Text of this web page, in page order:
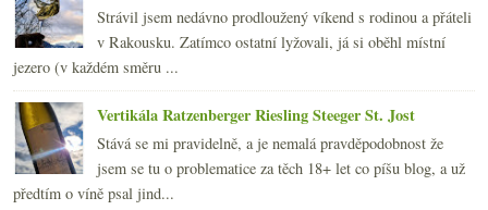
Strávil jsem nedávno prodloužený víkend s rodinou a přáteli
v Rakousku. Zatímco ostatní lyžovali, já si oběhl místní
jezero (v každém směru ...
Vertikála Ratzenberger Riesling Steeger St. Jost
Stává se mi pravidelně, a je nemalá pravděpodobnost že
jsem se tu o problematice za těch 18+ let co píšu blog, a už
předtím o víně psal jind...